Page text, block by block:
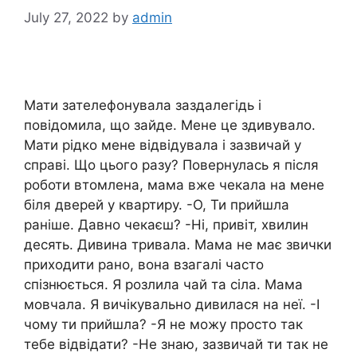
July 27, 2022 by admin
Мати зателефонувала заздалегідь і
повідомила, що зайде. Мене це здивувало.
Мати рідко мене відвідувала і зазвичай у
справі. Що цього разу? Повернулась я після
роботи втомлена, мама вже чекала на мене
біля дверей у квартиру. -О, Ти прийшла
раніше. Давно чекаєш? -Ні, привіт, хвилин
десять. Дивина тривала. Мама не має звички
приходити рано, вона взагалі часто
спізнюється. Я розлила чай та сіла. Мама
мовчала. Я вичікувально дивилася на неї. -І
чому ти прийшла? -Я не можу просто так
тебе відвідати? -Не знаю, зазвичай ти так не